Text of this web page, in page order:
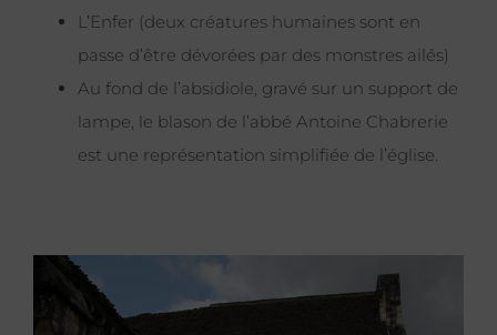
L’Enfer (deux créatures humaines sont en
passe d’être dévorées par des monstres ailés)
Au fond de l’absidiole, gravé sur un support de
lampe, le blason de l’abbé Antoine Chabrerie
est une représentation simplifiée de l’église.